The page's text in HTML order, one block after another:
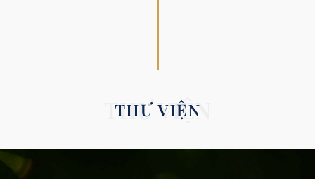
THƯ VIỆN
THƯ VIỆN